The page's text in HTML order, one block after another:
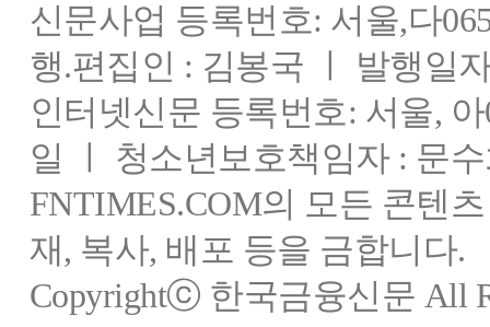
신문사업 등록번호: 서울,다
행.편집인 : 김봉국 ㅣ 발행일
인터넷신문 등록번호: 서울,
일 ㅣ 청소년보호책임자 : 문
FNTIMES.COM의 모든 콘텐
재, 복사, 배포 등을 금합니다.
Copyrightⓒ 한국금융신문 All